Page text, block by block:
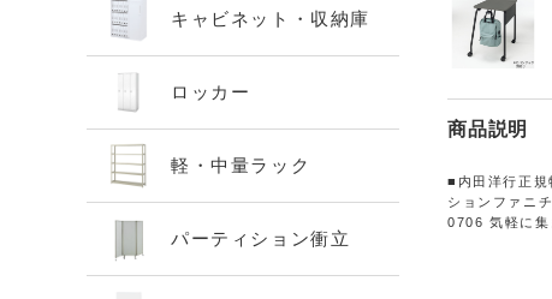
商品説明
■内田洋行正規
ションファニ
0706 気軽に集
キャビネット・収納庫
ロッカー
軽・中量ラック
パーティション衝立